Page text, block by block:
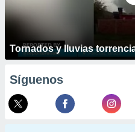
Tornados y lluvias
Síguenos